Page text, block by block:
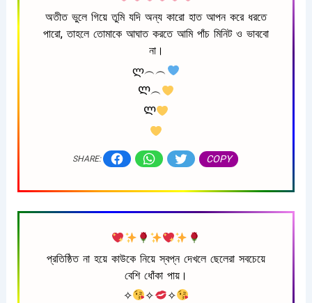
অতীত ভুলে গিয়ে তুমি যদি অন্য কারো হাত আপন করে ধরতে
পারো, তাহলে তোমাকে আঘাত করতে আমি পাঁচ মিনিট ও ভাববো
না।
ლ︵︵
Ლ︵
Ლ
SHARE: COPY
প্রতিষ্ঠিত না হয়ে কাউকে নিয়ে স্বপ্ন দেখলে ছেলেরা সবচেয়ে
বেশি ধোঁকা পায়।
✧
✧
✧